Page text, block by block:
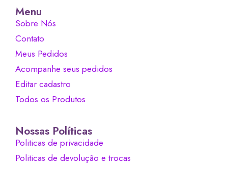
Menu
Sobre Nós
Contato
Meus Pedidos
Acompanhe seus pedidos
Editar cadastro
Todos os Produtos
Nossas Políticas
Politicas de privacidade
Politicas de devolução e trocas